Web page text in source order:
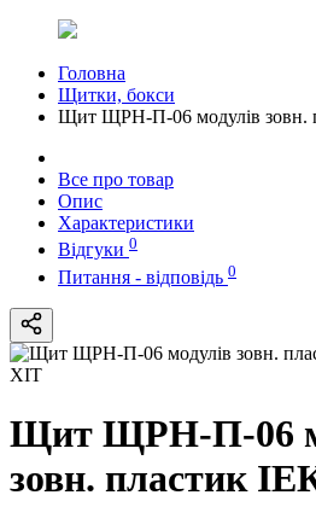
Головна
Щитки, бокси
Щит ЩРН-П-06 модулів зовн.
Все про товар
Опис
Характеристики
Відгуки 0
Питання - відповідь 0
ХІТ
Щит ЩРН-П-06
зовн. пластик